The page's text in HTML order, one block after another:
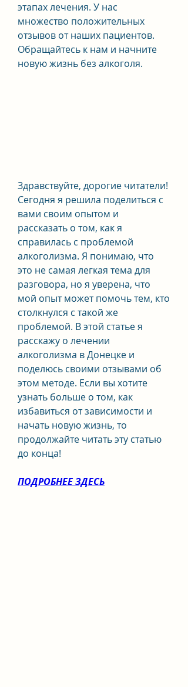
этапах лечения. У нас
множество положительных
отзывов от наших пациентов.
Обращайтесь к нам и начните
новую жизнь без алкоголя.
Здравствуйте, дорогие читатели!
Сегодня я решила поделиться с
вами своим опытом и
рассказать о том, как я
справилась с проблемой
алкоголизма. Я понимаю, что
это не самая легкая тема для
разговора, но я уверена, что
мой опыт может помочь тем, кто
столкнулся с такой же
проблемой. В этой статье я
расскажу о лечении
алкоголизма в Донецке и
поделюсь своими отзывами об
этом методе. Если вы хотите
узнать больше о том, как
избавиться от зависимости и
начать новую жизнь, то
продолжайте читать эту статью
до конца!
ПОДРОБНЕЕ ЗДЕСЬ